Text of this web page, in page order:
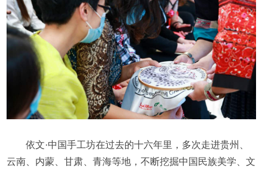
依文·中国手工坊在过去的十六年里，多次走进贵州、
云南、内蒙、甘肃、青海等地，不断挖掘中国民族美学、文